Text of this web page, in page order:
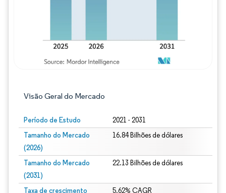
Visão Geral do Mercado
Período de Estudo 2021 - 2031
Tamanho do Mercado
(2026)
16.84 Bilhões de dólares
Tamanho do Mercado
(2031)
22.13 Bilhões de dólares
Taxa de crescimento
5.62% CAGR